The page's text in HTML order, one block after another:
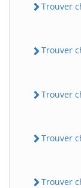
Trouver
Trouver
Trouver
Trouver
Trouver